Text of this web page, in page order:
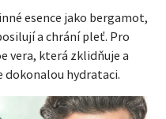
esence jako bergamot,
a chrání pleť. Pro
vera, která zklidňuje a
dokonalou hydrataci.